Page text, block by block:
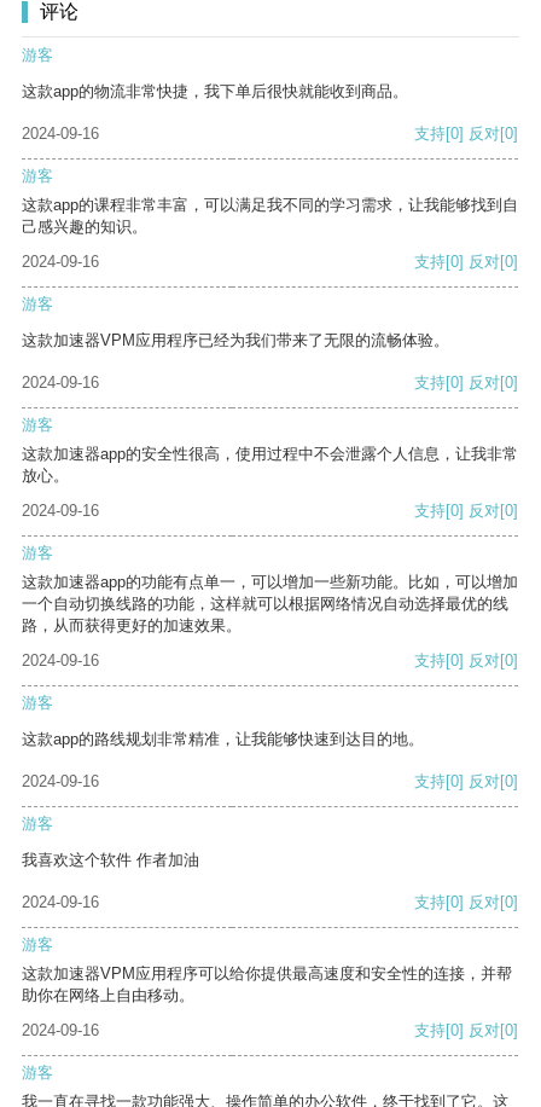
评论
游客
这款app的物流非常快捷，我下单后很快就能收到商品。
2024-09-16 支持[0] 反对[0]
游客
这款app的课程非常丰富，可以满足我不同的学习需求，让我能够找到自
己感兴趣的知识。
2024-09-16
支持[0] 反对[0]
游客
这款加速器VPM应用程序已经为我们带来了无限的流畅体验。
2024-09-16 支持[0] 反对[0]
游客
这款加速器app的安全性很高，使用过程中不会泄露个人信息，让我非常
放心。
2024-09-16
支持[0] 反对[0]
游客
这款加速器app的功能有点单一，可以增加一些新功能。比如，可以增加
一个自动切换线路的功能，这样就可以根据网络情况自动选择最优的线
路，从而获得更好的加速效果。
2024-09-16
支持[0] 反对[0]
游客
这款app的路线规划非常精准，让我能够快速到达目的地。
2024-09-16 支持[0] 反对[0]
游客
我喜欢这个软件 作者加油
2024-09-16 支持[0] 反对[0]
游客
这款加速器VPM应用程序可以给你提供最高速度和安全性的连接，并帮
助你在网络上自由移动。
2024-09-16
支持[0] 反对[0]
游客
我一直在寻找一款功能强大、操作简单的办公软件，终于找到了它。这